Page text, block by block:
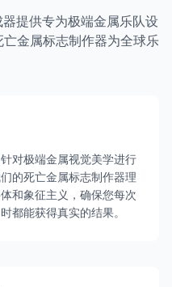
提供专为极端金属乐队设
金属标志制作器为全球乐
对极端金属视觉美学进行
的死亡金属标志制作器理
和象征主义，确保您每次
都能获得真实的结果。